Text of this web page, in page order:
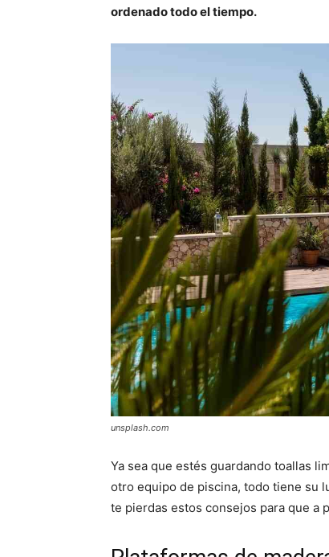
ordenado todo el tiempo.
unsplash.com
Ya sea que estés guardando toallas
otro equipo de piscina, todo tiene su
te pierdas estos consejos para que a